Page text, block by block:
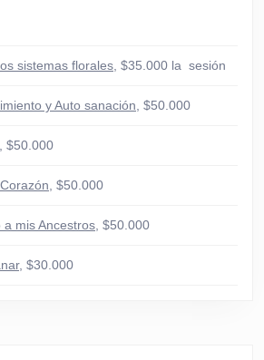
sistemas florales , $35.000 la sesión
y Auto sanación , $50.000
, $50.000
, $50.000
a mis Ancestros , $50.000
, $30.000